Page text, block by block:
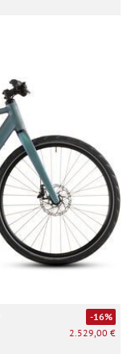
-16%
2.529,00 €